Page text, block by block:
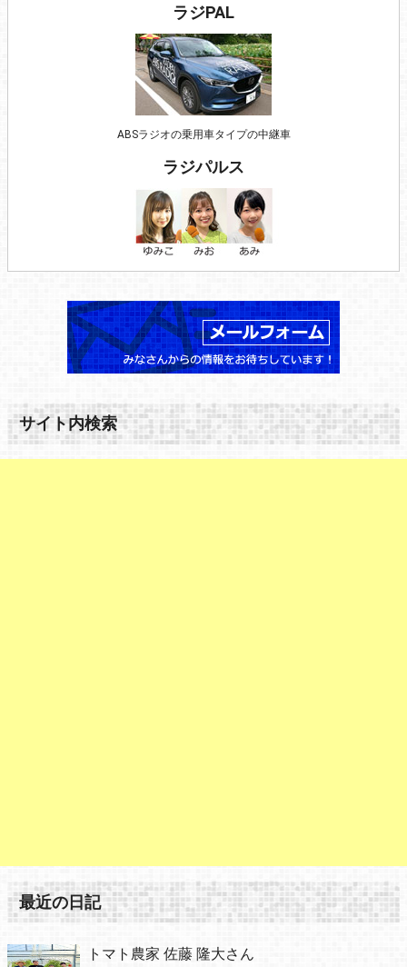
ラジPAL
ABSラジオの乗用車タイプの中継車
ラジパルス
サイト内検索
最近の日記
トマト農家 佐藤 隆大さん